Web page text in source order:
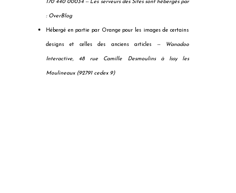
170 440 00034 -- Les serveurs des Sites sont hébergés par
: OverBlog
Hébergé en partie par Orange pour les images de certains
designs et celles des anciens articles -- Wanadoo
Interactive, 48 rue Camille Desmoulins à Issy les
Moulineaux (92791 cedex 9)